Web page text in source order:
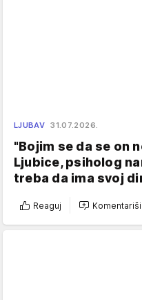
LJUBAV 31.07.2026.
"Bojim se da se on
Ljubice, psiholog
treba da ima svoj
Reaguj Komentariši